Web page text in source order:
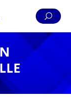
Pied de page